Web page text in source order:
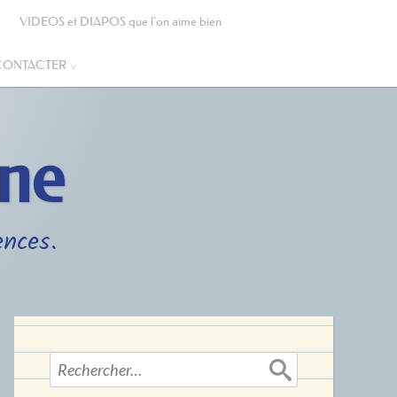
VIDEOS et DIAPOS que l’on aime bien
Rechercher :